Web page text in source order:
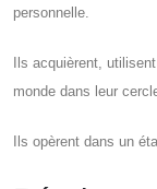
personnelle.
Ils acquièrent,
monde dans leur
Ils opèrent dans un